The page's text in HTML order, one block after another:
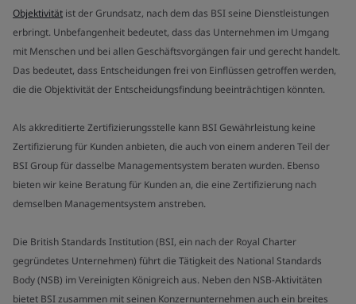
Objektivität ist der Grundsatz, nach dem das BSI seine Dienstleistungen
erbringt. Unbefangenheit bedeutet, dass das Unternehmen im Umgang
mit Menschen und bei allen Geschäftsvorgängen fair und gerecht handelt.
Das bedeutet, dass Entscheidungen frei von Einflüssen getroffen werden,
die die Objektivität der Entscheidungsfindung beeinträchtigen könnten.
Als akkreditierte Zertifizierungsstelle kann BSI Gewährleistung keine
Zertifizierung für Kunden anbieten, die auch von einem anderen Teil der
BSI Group für dasselbe Managementsystem beraten wurden. Ebenso
bieten wir keine Beratung für Kunden an, die eine Zertifizierung nach
demselben Managementsystem anstreben.
Die British Standards Institution (BSI, ein nach der Royal Charter
gegründetes Unternehmen) führt die Tätigkeit des National Standards
Body (NSB) im Vereinigten Königreich aus. Neben den NSB-Aktivitäten
bietet BSI zusammen mit seinen Konzernunternehmen auch ein breites